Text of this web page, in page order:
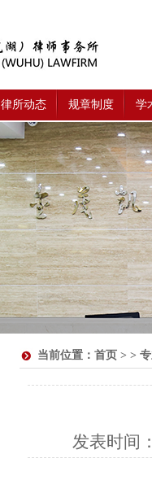
律所动态 规章制度 学
当前位置： 首页 > >
发表时间